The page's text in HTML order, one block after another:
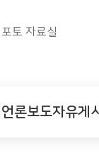
포토 자료실
언론보도자유게